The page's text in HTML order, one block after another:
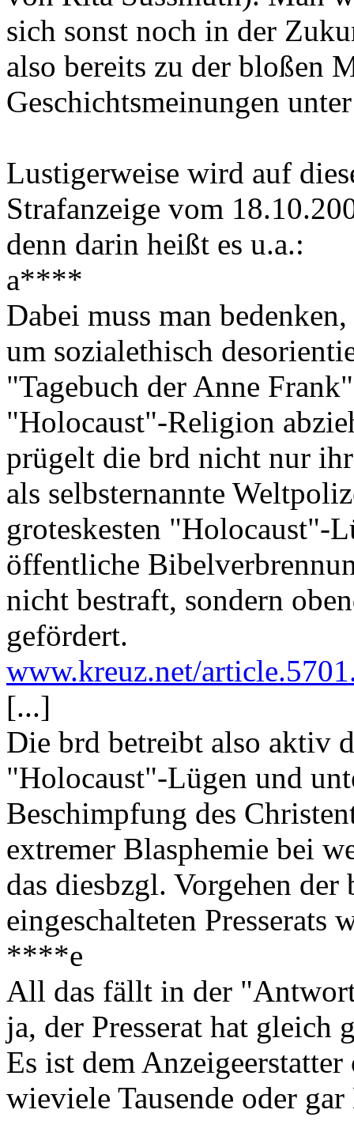
sich sonst noch in der
also bereits zu der bloßen
Geschichtsmeinungen
Lustigerweise wird auf
Strafanzeige vom
denn darin heißt es u.a.:
a****
Dabei muss man
um sozialethisch
"Tagebuch der Anne
"Holocaust"-Religion
prügelt die brd nicht nur
als selbsternannte
groteskesten "Holocaust"-
öffentliche
nicht bestraft, sondern
gefördert.
www.kreuz.net/
[...]
Die brd betreibt also aktiv
"Holocaust"-Lügen und
Beschimpfung des
extremer Blasphemie bei
das diesbzgl. Vorgehen
eingeschalteten
****e
All das fällt in der
ja, der Presserat hat gleich
Es ist dem
wieviele Tausende oder